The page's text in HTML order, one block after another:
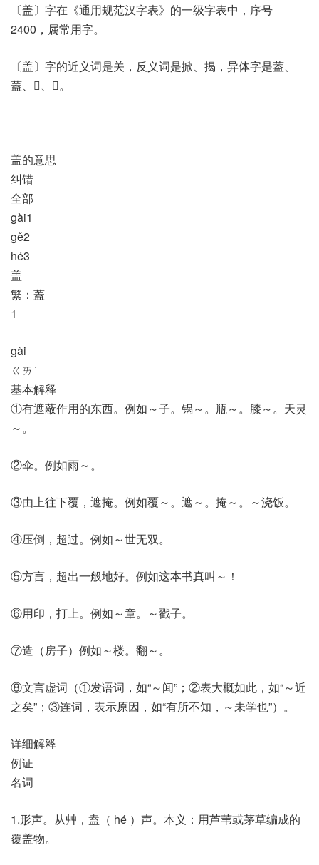
〔盖〕字在《通用规范汉字表》的一级字表中，序号
2400，属常用字。
〔盖〕字的近义词是关，反义词是掀、揭，异体字是葢、
蓋、𤇁、𤇙。
盖的意思
纠错
全部
gài1
gě2
hé3
盖
繁：蓋
1
gài
ㄍㄞˋ
基本解释
①有遮蔽作用的东西。例如～子。锅～。瓶～。膝～。天灵
～。
②伞。例如雨～。
③由上往下覆，遮掩。例如覆～。遮～。掩～。～浇饭。
④压倒，超过。例如～世无双。
⑤方言，超出一般地好。例如这本书真叫～！
⑥用印，打上。例如～章。～戳子。
⑦造（房子）例如～楼。翻～。
⑧文言虚词（①发语词，如“～闻”；②表大概如此，如“～近
之矣”；③连词，表示原因，如“有所不知，～未学也”）。
详细解释
例证
名词
1.形声。从艸，盍（ hé ）声。本义：用芦苇或茅草编成的
覆盖物。